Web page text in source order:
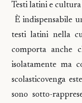
Testi latini e
È indispensabile
testi latini nella
comporta anche
isolatamente ma
scolasticovenga
sono sotto-